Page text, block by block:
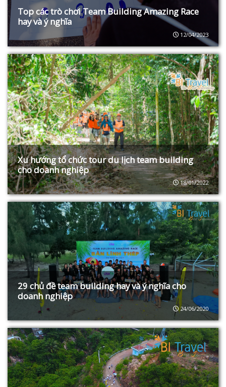
Top các trò chơi Team Building Amazing Race
hay và ý nghĩa
12/04/2023
Xu hướng tổ chức tour du lịch team building
cho doanh nghiệp
18/01/2022
29 chủ đề team building hay và ý nghĩa cho
doanh nghiệp
24/06/2020